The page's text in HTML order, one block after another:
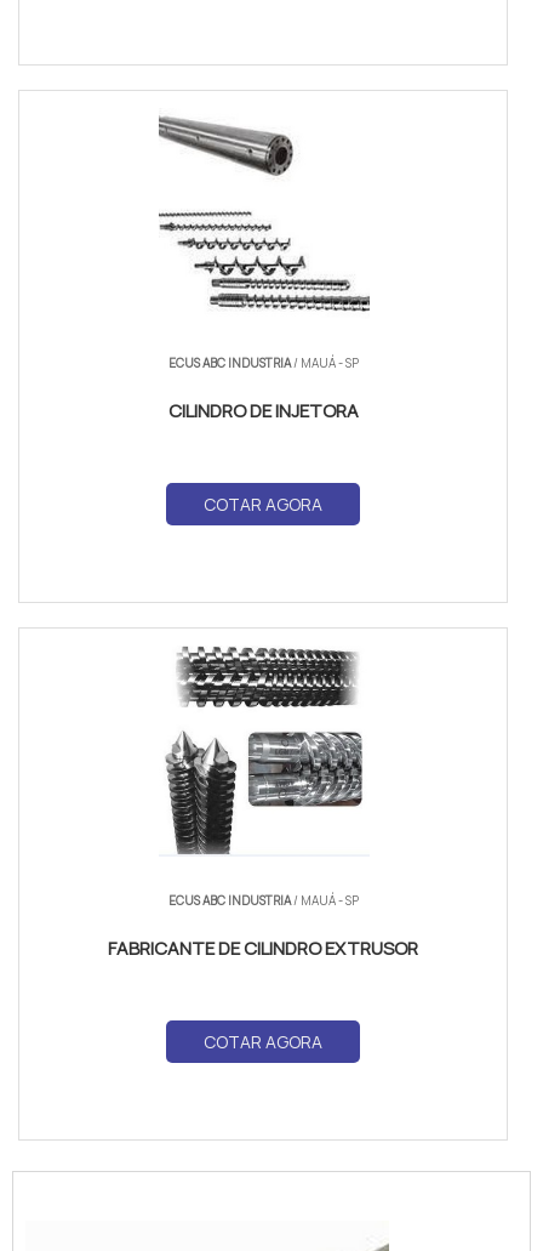
ECUS ABC INDUSTRIA/ MAUÁ - SP
CILINDRO DE INJETORA
COTAR AGORA
ECUS ABC INDUSTRIA/ MAUÁ - SP
FABRICANTE DE CILINDRO EXTRUSOR
COTAR AGORA